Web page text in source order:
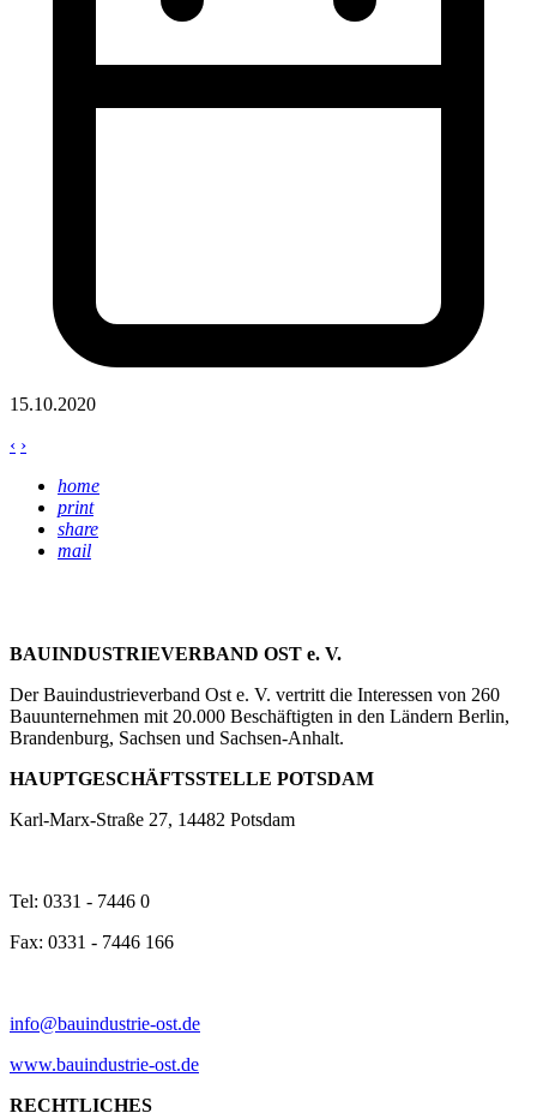
15.10.2020
‹ ›
home
print
share
mail
BAUINDUSTRIEVERBAND OST e. V.
Der Bauindustrieverband Ost e. V. vertritt die Interessen von 260
Bauunternehmen mit 20.000 Beschäftigten in den Ländern Berlin,
Brandenburg, Sachsen und Sachsen-Anhalt.
HAUPTGESCHÄFTSSTELLE POTSDAM
Karl-Marx-Straße 27, 14482 Potsdam
Tel: 0331 - 7446 0
Fax: 0331 - 7446 166
info@bauindustrie-ost.de
www.bauindustrie-ost.de
RECHTLICHES